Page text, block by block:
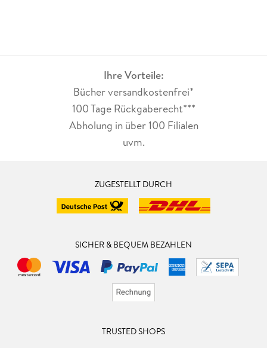
Ihre Vorteile:
Bücher versandkostenfrei*
100 Tage Rückgaberecht***
Abholung in über 100 Filialen
uvm.
ZUGESTELLT DURCH
SICHER & BEQUEM BEZAHLEN
TRUSTED SHOPS